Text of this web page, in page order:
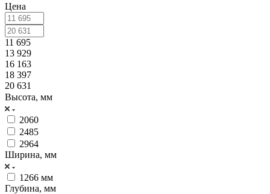
Цена
11 695
13 929
16 163
18 397
20 631
Высота, мм
2060
2485
2964
Ширина, мм
1266 мм
Глубина, мм